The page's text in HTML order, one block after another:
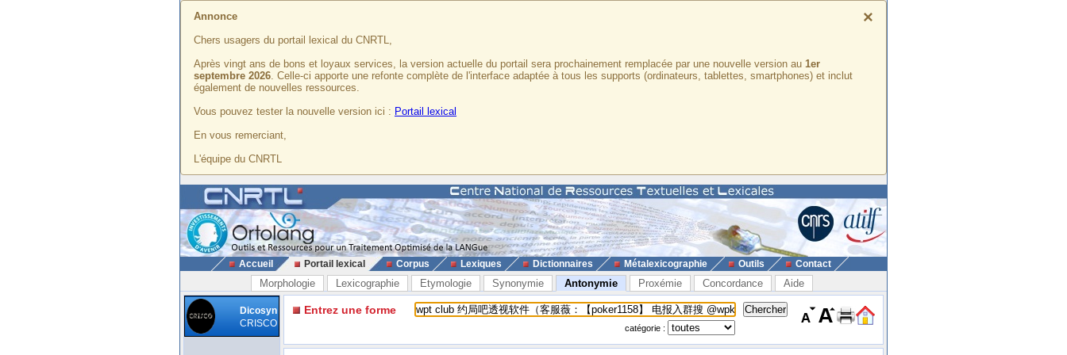
×
Annonce
Chers usagers du portail lexical du CNRTL,
Après vingt ans de bons et loyaux services, la version actuelle du portail sera prochainement remplacée par une nouvelle version au 1er
septembre 2026. Celle-ci apporte une refonte complète de l'interface adaptée à tous les supports (ordinateurs, tablettes, smartphones) et inclut
également de nouvelles ressources.
Vous pouvez tester la nouvelle version ici : Portail lexical
En vous remerciant,
L'équipe du CNRTL
Accueil Portail lexical Corpus Lexiques Dictionnaires Métalexicographie Outils Contact
Morphologie Lexicographie Etymologie Synonymie Antonymie Proxémie Concordance Aide
Dicosyn
CRISCO
Entrez une forme
catégorie :